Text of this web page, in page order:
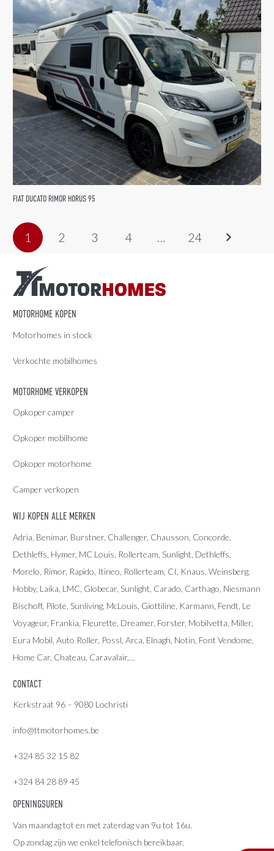
FIAT DUCATO RIMOR HORUS 95
1 2 3 4 … 24
MOTORHOME KOPEN
Motorhomes in stock
Verkochte mobilhomes
MOTORHOME VERKOPEN
Opkoper camper
Opkoper mobilhome
Opkoper motorhome
Camper verkopen
WIJ KOPEN ALLE MERKEN
Adria , Benimar, Burstner, Challenger, Chausson, Concorde,
Dethleffs Hymer, MC Louis , Rollerteam, Sunlight, Dethleffs,
Morelo, Rimor, Rapido, Itineo, Rollerteam, CI, Knaus, Weinsberg,
Hobby, Laika, LMC, Globecar, Sunlight, Carado, Carthago, Niesmann
Bischoff, Pilote, Sunliving, McLouis, Giottiline, Karmann, Fendt, Le
Voyageur, Frankia, Fleurette, Dreamer, Forster, Mobilvetta, Miller,
Eura Mobil, Auto Roller, Possl, Arca, Elnagh, Notin, Font Vendome,
Home Car, Chateau, Caravalair,…
CONTACT
Kerkstraat 96 – 9080 Lochristi
info@ttmotorhomes.be
+324 85 32 15 82
+324 84 28 89 45
OPENINGSUREN
Van maandag tot en met zaterdag van 9u tot 16u.
Op zondag zijn we enkel telefonisch bereikbaar.